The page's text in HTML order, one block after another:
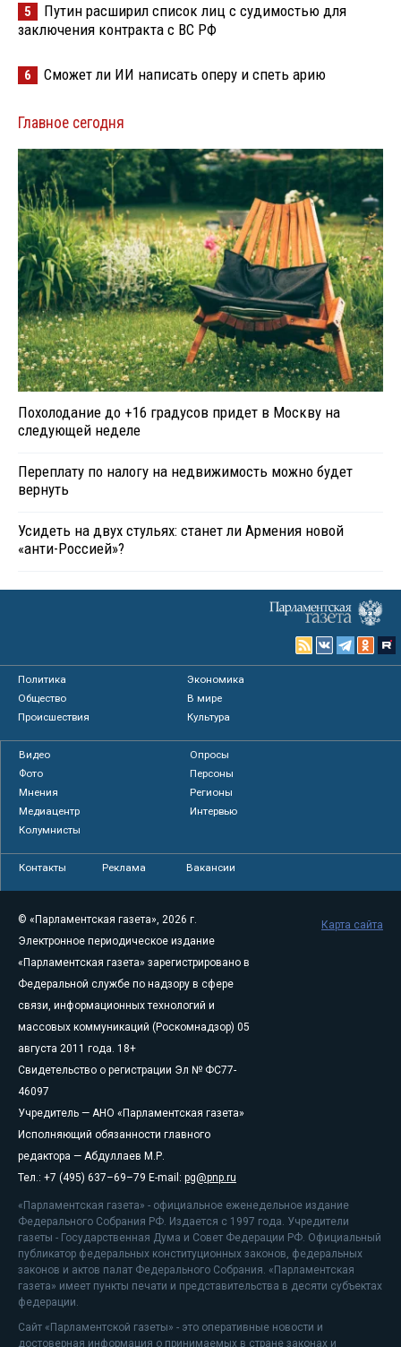
5
Путин расширил список лиц с судимостью для
заключения контракта с ВС РФ
6 Сможет ли ИИ написать оперу и спеть арию
Главное сегодня
Похолодание до +16 градусов придет в Москву на
следующей неделе
Переплату по налогу на недвижимость можно будет
вернуть
Усидеть на двух стульях: станет ли Армения новой
«анти-Россией»?
Политика
Экономика
Общество
В мире
Происшествия
Культура
Видео
Опросы
Фото
Персоны
Мнения
Регионы
Медиацентр
Интервью
Колумнисты
Контакты Реклама Вакансии
© «Парламентская газета», 2026 г.
Электронное периодическое издание
«Парламентская газета» зарегистрировано в
Федеральной службе по надзору в сфере
связи, информационных технологий и
массовых коммуникаций (Роскомнадзор) 05
августа 2011 года. 18+
Свидетельство о регистрации Эл № ФС77-
46097
Учредитель — АНО «Парламентская газета»
Исполняющий обязанности главного
редактора — Абдуллаев М.Р.
Тел.: +7 (495) 637–69–79 E-mail: pg@pnp.ru
«Парламентская газета» - официальное еженедельное издание
Федерального Собрания РФ. Издается с 1997 года. Учредители
газеты - Государственная Дума и Совет Федерации РФ. Официальный
публикатор федеральных конституционных законов, федеральных
законов и актов палат Федерального Собрания. «Парламентская
газета» имеет пункты печати и представительства в десяти субъектах
федерации.
Сайт «Парламентской газеты» - это оперативные новости и
достоверная информация о принимаемых в стране законах и
Карта сайта